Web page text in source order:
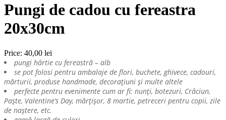
Pungi de cadou cu fereastra
20x30cm
Price: 40,00 lei
pungi hârtie cu fereastră – alb
se pot folosi pentru ambalaje de flori, buchete, ghivece, cadouri,
mărturii, produse handmade, decorațiuni și multe altele
perfecte pentru evenimente cum ar fi: nunți, botezuri, Crăciun,
Paște, Valentine’s Day, mărțișor, 8 martie, petreceri pentru copii, zile
de naștere, etc.